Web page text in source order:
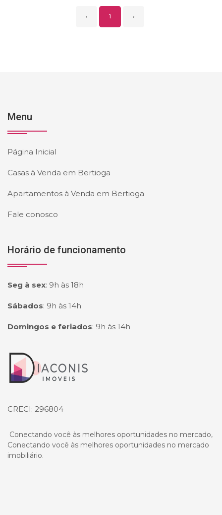
‹ 1 ›
Menu
Página Inicial
Casas à Venda em Bertioga
Apartamentos à Venda em Bertioga
Fale conosco
Horário de funcionamento
Seg à sex: 9h às 18h
Sábados: 9h às 14h
Domingos e feriados: 9h às 14h
Página inicial
CRECI: 296804
Conectando você às melhores oportunidades no mercado,
Conectando você às melhores oportunidades no mercado
imobiliário.